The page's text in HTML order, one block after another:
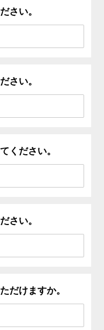
さい。
さい。
ください。
さい。
だけますか。